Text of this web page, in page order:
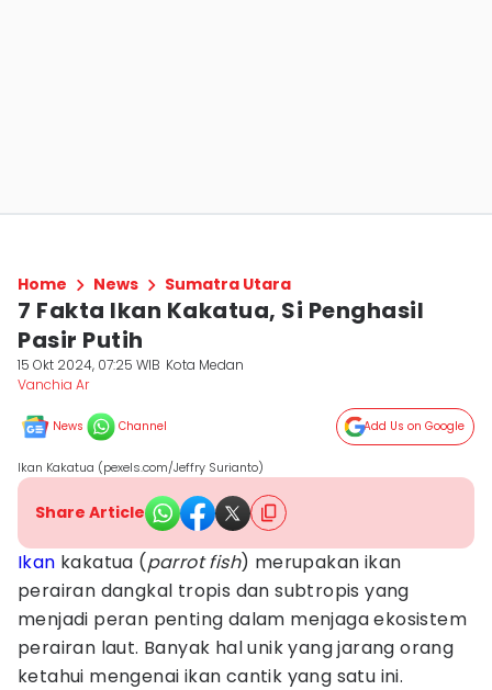
Home News Sumatra Utara
7 Fakta Ikan Kakatua, Si Penghasil
Pasir Putih
15 Okt 2024, 07:25 WIB Kota Medan
Vanchia Ar
News Channel Add Us on Google
Ikan Kakatua (pexels.com/Jeffry Surianto)
Share Article
Ikan kakatua (parrot fish) merupakan ikan
perairan dangkal tropis dan subtropis yang
menjadi peran penting dalam menjaga ekosistem
perairan laut. Banyak hal unik yang jarang orang
ketahui mengenai ikan cantik yang satu ini.